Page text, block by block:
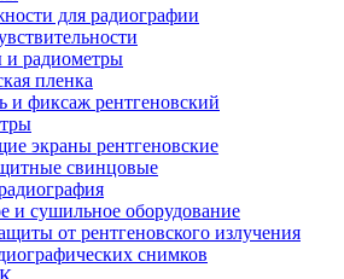
для радиографии
и радиометры
пленка
и фиксаж рентгеновский
экраны рентгеновские
свинцовые
и сушильное оборудование
от рентгеновского излучения
снимков